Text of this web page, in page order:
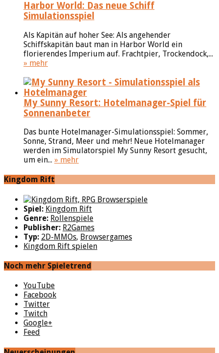
Harbor World: Das neue Schiff
Simulationsspiel
Als Kapitän auf hoher See: Als angehender
Schiffskapitän baut man in Harbor World ein
florierendes Imperium auf. Frachtpier, Trockendock,...
» mehr
My Sunny Resort: Hotelmanager-Spiel für
Sonnenanbeter
Das bunte Hotelmanager-Simulationsspiel: Sommer,
Sonne, Strand, Meer und mehr! Neue Hotelmanager
werden im Simulatorspiel My Sunny Resort gesucht,
um ein... » mehr
Kingdom Rift
Spiel: Kingdom Rift
Genre: Rollenspiele
Publisher: R2Games
Typ: 2D-MMOs, Browsergames
Kingdom Rift spielen
Noch mehr Spieletrend
YouTube
Facebook
Twitter
Twitch
Google+
Feed